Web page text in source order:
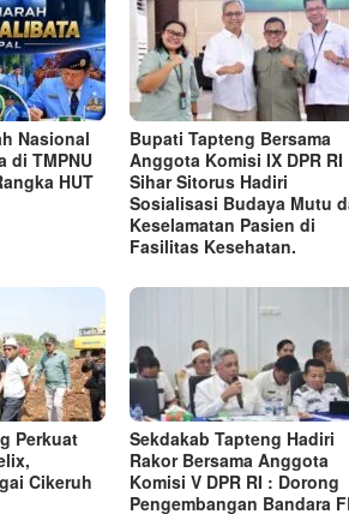
Nasional
di TMPNU
HUT
Bupati Tapteng Bersama
Anggota Komisi IX DPR RI
Sihar Sitorus Hadiri
Sosialisasi Budaya Mutu
Keselamatan Pasien di
Fasilitas Kesehatan.
Perkuat
Cikeruh
Sekdakab Tapteng Hadiri
Rakor Bersama Anggota
Komisi V DPR RI : Dorong
Pengembangan Bandara